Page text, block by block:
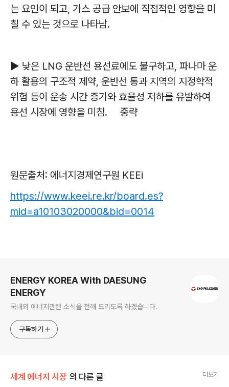
는 요인이 되고, 가스 공급 안보에 직접적인 영향을 미
칠 수 있는 것으로 나타남.
▶ 낮은 LNG 운반선 용선료에도 불구하고, 파나마 운
하 활용의 구조적 제약, 운반선 통과 지역의 지정학적
위험 등이 운송 시간 증가와 효율성 저하를 유발하여
용선 시장에 영향을 미침. 중략
원문출처: 에너지경제연구원 KEEi
https://www.keei.re.kr/board.es?
mid=a10103020000&bid=0014
ENERGY KOREA With DAESUNG
ENERGY
국내외 에너지관련 소식을 전해 드리도록 하겠습니다.
구독하기
세계 에너지 시장 의 다른 글 더보기